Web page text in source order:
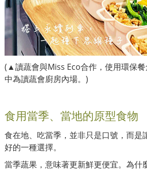
(▲讀蔬會與Miss Eco合作，使用環保
中為讀蔬會廚房內場。)
食用當季、當地的原型食物
食在地、吃當季，並非只是口號，而是
好的一種選擇。
當季蔬果，意味著更新鮮更便宜。為什